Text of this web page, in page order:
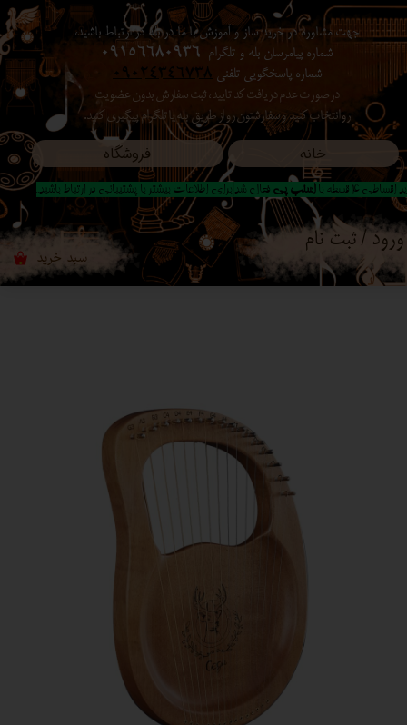
خانه فروشگاه
جهت مشاوره در خرید ساز و آموزش با ما در بله در ارتباط باشید،
شماره پیامرسان بله و تلگرام 09156680936
شماره پاسخگویی تلفنی 09024346738
در صورت عدم دریافت کد تایید ، ثبت سفارش بدون عضویت
رو انتخاب کنید ​​​​​​​ و سفارشتون رو از طریق بله یا تلگرام پیگیری کنید.
۰ سبد خرید
ورود / ثبت نام
حساب کاربری من
تغییر گذر واژه
سفارشات
خروج از حساب کاربری
اقساطی 4 قسطه با اسنپ پی فعال شد|برای اطلاعات بیشتر با پشتیبانی در ارتباط باشید..